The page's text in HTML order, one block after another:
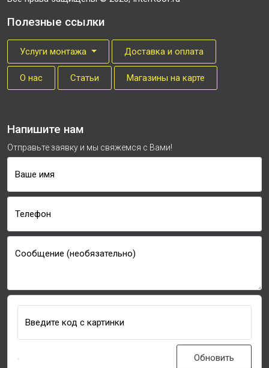
Полезные ссылки
Услуги монтажа Доставка и оплата
О нас Cтатьи Магазины на карте
Напишите нам
Отправьте заявку и мы свяжемся с Вами!
Ваше имя
Телефон
Сообщение (необязательно)
Введите код с картинки
Обновить